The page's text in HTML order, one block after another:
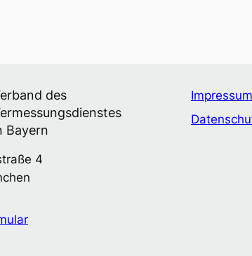
des
Bayern
4
Impressum